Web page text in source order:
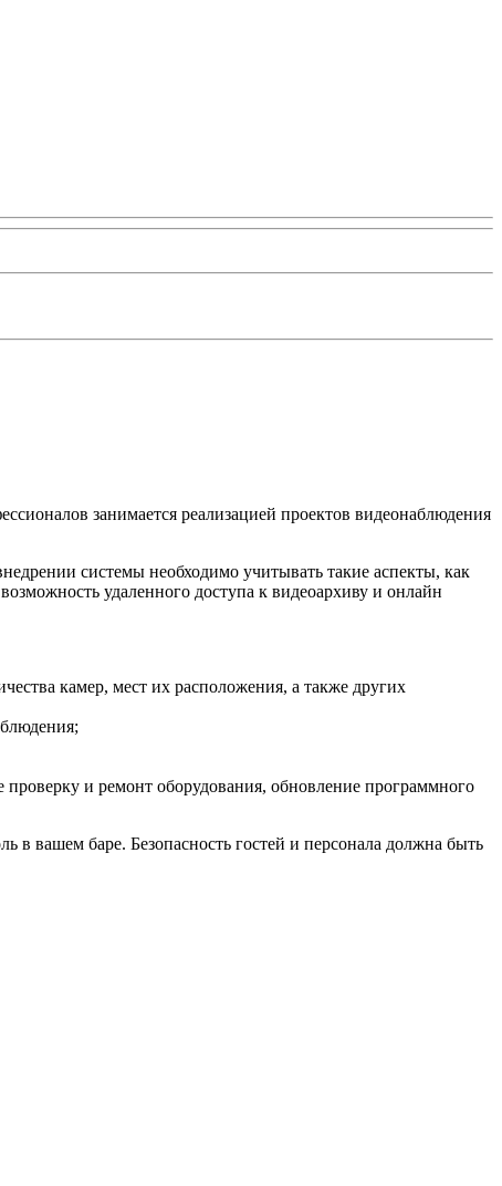
занимается реализацией проектов видеонаблюдения
системы необходимо учитывать такие аспекты, как
удаленного доступа к видеоархиву и онлайн
камер, мест их расположения, а также других
и ремонт оборудования, обновление программного
в вашем баре. Безопасность гостей и персонала должна быть